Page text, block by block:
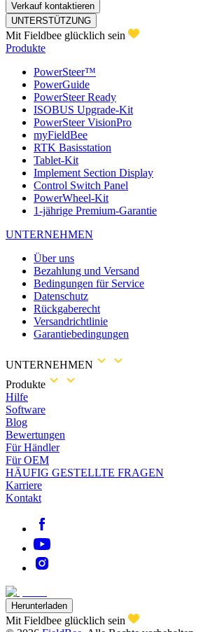
Verkauf kontaktieren
UNTERSTÜTZUNG
Mit Fieldbee glücklich sein
Produkte
PowerSteer™
PowerGuide
PowerSteer Ready
ISOBUS Upgrade-Kit
PowerSteer VisionPro
myFieldBee
RTK Basisstation
Tablet-Kit
Implement Section Display
Control Switch Panel
PowerWheel-Kit
1-jährige Premium-Garantie
UNTERNEHMEN
Über uns
Bezahlung und Versand
Bedingungen für Service
Datenschutz
Rückgaberecht
Versandrichtlinie
Garantiebedingungen
UNTERNEHMEN
Produkte
Hilfe
Software
Blog
Bewertungen
Für Händler
Für OEM
HÄUFIG GESTELLTE FRAGEN
Karriere
Kontakt
Herunterladen
Mit Fieldbee glücklich sein